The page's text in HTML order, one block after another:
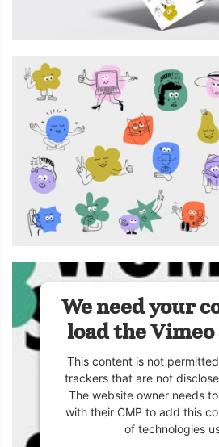
We need your
load the Vimeo
This content is not
trackers that are not
The website owner needs
with their CMP to add this
of technologies